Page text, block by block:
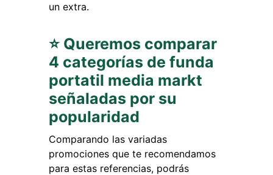
un extra.
⭐ Queremos comparar
4 categorías de funda
portatil media markt
señaladas por su
popularidad
Comparando las variadas
promociones que te recomendamos
para estas referencias, podrás